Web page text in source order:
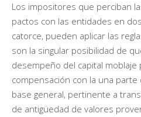
Los impositores que perciban
pactos con las entidades en
catorce, pueden aplicar las
son la singular posibilidad de
desempeño del capital
compensación con la una parte
base general, pertinente a
de antigüedad de valores